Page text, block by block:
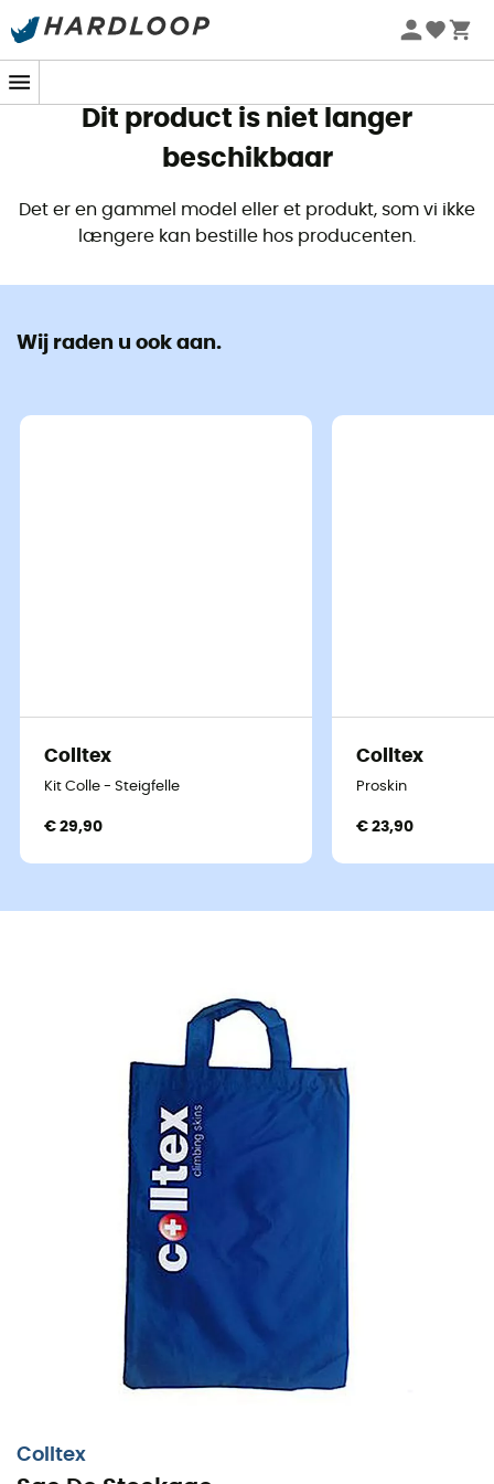
Zomeraanbiedingen 🔥 -5% EXTRA vanaf 2 producten* met
Dit product is niet langer
beschikbaar
Det er en gammel model eller et produkt, som vi ikke
længere kan bestille hos producenten.
Wij raden u ook aan.
Colltex
Kit Colle - Steigfelle
€ 29,90
Colltex
Proskin
€ 23,90
Colltex